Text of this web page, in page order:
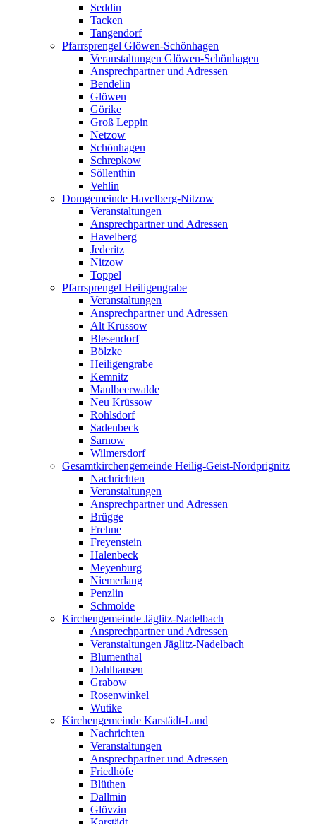
Seddin
Tacken
Tangendorf
Pfarrsprengel Glöwen-Schönhagen
Veranstaltungen Glöwen-Schönhagen
Ansprechpartner und Adressen
Bendelin
Glöwen
Görike
Groß Leppin
Netzow
Schönhagen
Schrepkow
Söllenthin
Vehlin
Domgemeinde Havelberg-Nitzow
Veranstaltungen
Ansprechpartner und Adressen
Havelberg
Jederitz
Nitzow
Toppel
Pfarrsprengel Heiligengrabe
Veranstaltungen
Ansprechpartner und Adressen
Alt Krüssow
Blesendorf
Bölzke
Heiligengrabe
Kemnitz
Maulbeerwalde
Neu Krüssow
Rohlsdorf
Sadenbeck
Sarnow
Wilmersdorf
Gesamtkirchengemeinde Heilig-Geist-Nordprignitz
Nachrichten
Veranstaltungen
Ansprechpartner und Adressen
Brügge
Frehne
Freyenstein
Halenbeck
Meyenburg
Niemerlang
Penzlin
Schmolde
Kirchengemeinde Jäglitz-Nadelbach
Ansprechpartner und Adressen
Veranstaltungen Jäglitz-Nadelbach
Blumenthal
Dahlhausen
Grabow
Rosenwinkel
Wutike
Kirchengemeinde Karstädt-Land
Nachrichten
Veranstaltungen
Ansprechpartner und Adressen
Friedhöfe
Blüthen
Dallmin
Glövzin